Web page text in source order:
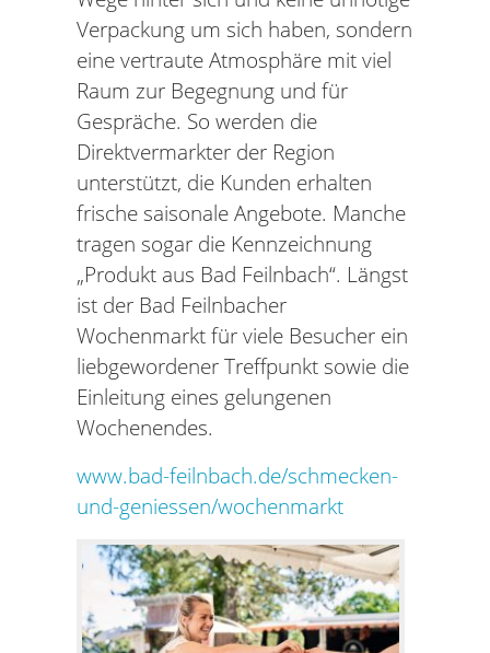
Verpackung um sich haben, sondern
eine vertraute Atmosphäre mit viel
Raum zur Begegnung und für
Gespräche. So werden die
Direktvermarkter der Region
unterstützt, die Kunden erhalten
frische saisonale Angebote. Manche
tragen sogar die Kennzeichnung
„Produkt aus Bad Feilnbach“. Längst
ist der Bad Feilnbacher
Wochenmarkt für viele Besucher ein
liebgewordener Treffpunkt sowie die
Einleitung eines gelungenen
Wochenendes.
www.bad-feilnbach.de/schmecken-
und-geniessen/wochenmarkt